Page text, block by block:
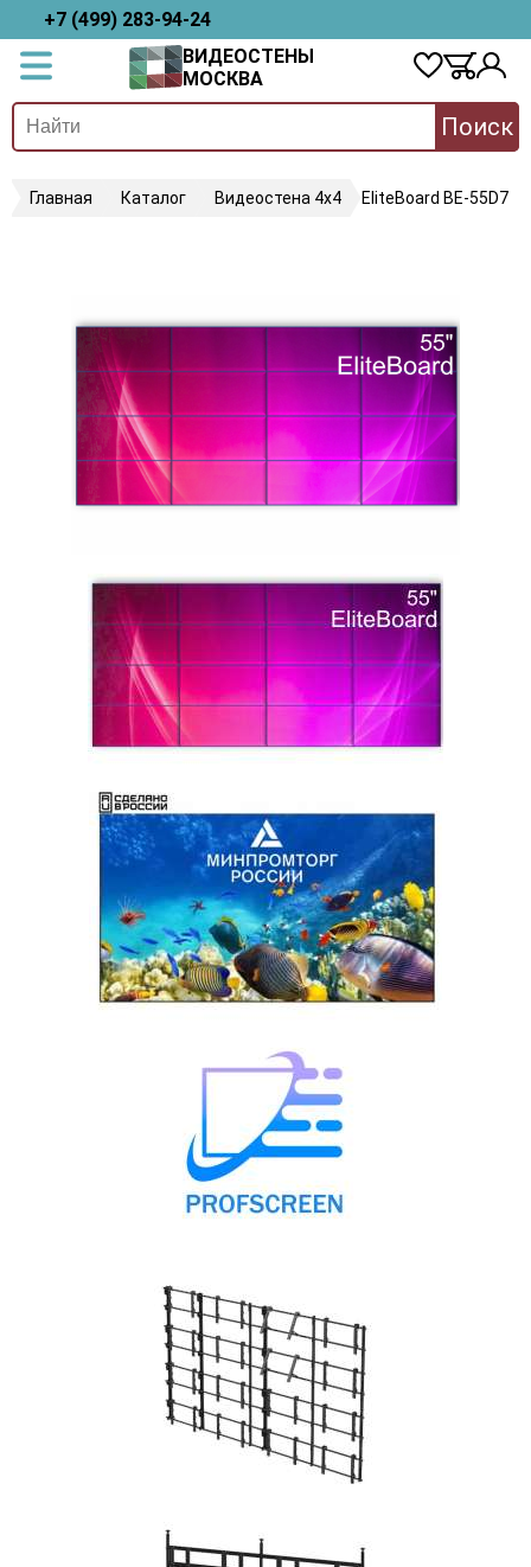
+7 (499) 283-94-24
ВИДЕОСТЕНЫ
МОСКВА
Поиск
Главная Каталог Видеостена 4х4 EliteBoard BE-55D7